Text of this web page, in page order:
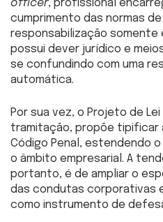
officer, profissional
cumprimento das normas
responsabilização somente
possui dever jurídico e
se confundindo com uma
automática.
Por sua vez, o Projeto de Lei
tramitação, propõe tipificar
Código Penal, estendendo
o âmbito empresarial. A
portanto, é de ampliar o
das condutas corporativas
como instrumento de